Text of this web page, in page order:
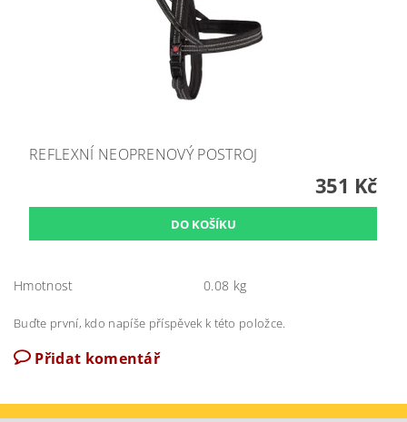
REFLEXNÍ NEOPRENOVÝ POSTROJ
351 Kč
Hmotnost 0.08 kg
Buďte první, kdo napíše příspěvek k této položce.
Přidat komentář